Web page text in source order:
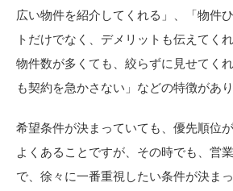
広い物件を紹介してくれる」、「物件
トだけでなく、デメリットも伝えてく
物件数が多くても、絞らずに見せてく
も契約を急かさない」などの特徴があり
希望条件が決まっていても、優先順位
よくあることですが、その時でも、営
で、徐々に一番重視したい条件が決ま